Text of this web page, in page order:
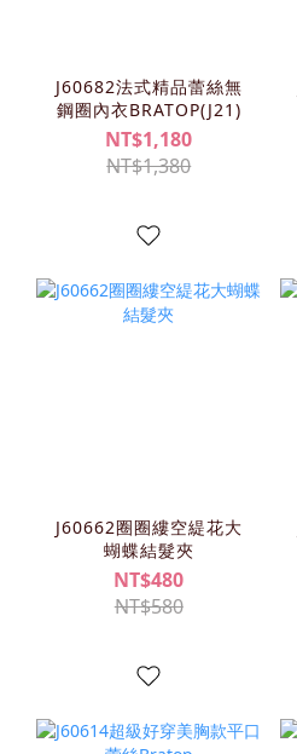
J60682法式精品蕾絲無
鋼圈內衣BRATOP(J21)
NT$1,180
NT$1,380
J60662圈圈縷空緹花大
蝴蝶結髮夾
NT$480
NT$580